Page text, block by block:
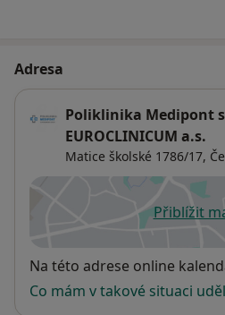
Adresa
Poliklinika Medipont
EUROCLINICUM a.s.
Matice školské 1786/17,
Přiblížitse
Dostupnost
Na této adrese online
Co mám v takové situaci